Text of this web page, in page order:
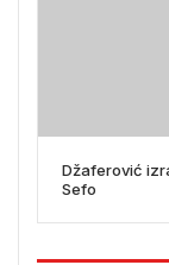
Džaferović
Sefo